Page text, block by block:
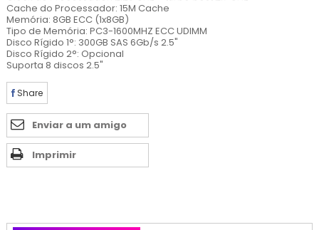
Cache do Processador: 15M Cache
Memória: 8GB ECC (1x8GB)
Tipo de Memória: PC3-1600MHZ ECC UDIMM
Disco Rígido 1°: 300GB SAS 6Gb/s 2.5"
Disco Rígido 2°: Opcional
Suporta 8 discos 2.5"
Share
Enviar a um amigo
Imprimir